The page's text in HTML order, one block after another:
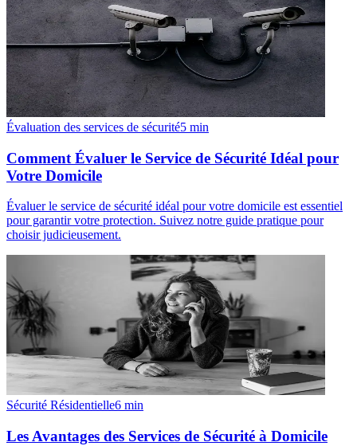
Évaluation des services de sécurité5 min
Comment Évaluer le Service de Sécurité Idéal pour
Votre Domicile
Évaluer le service de sécurité idéal pour votre domicile est essentiel
pour garantir votre protection. Suivez notre guide pratique pour
choisir judicieusement.
Sécurité Résidentielle6 min
Les Avantages des Services de Sécurité à Domicile